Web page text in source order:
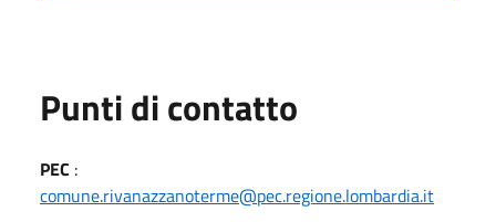
Punti di contatto
PEC :
comune.rivanazzanoterme@pec.regione.lombardia.it